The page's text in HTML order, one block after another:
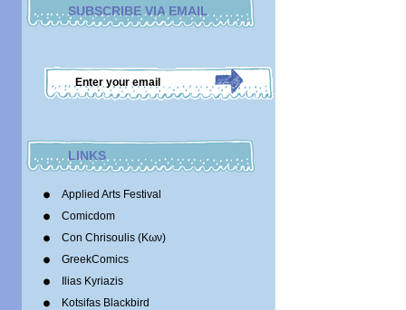
SUBSCRIBE VIA EMAIL
LINKS
Applied Arts Festival
Comicdom
Con Chrisoulis (Κων)
GreekComics
Ilias Kyriazis
Kotsifas Blackbird